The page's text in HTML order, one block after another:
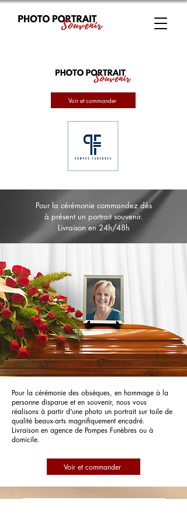
Voir et commander
Pour la cérémonie commandez dès
à présent un portrait souvenir.
Livraison en 24h/48h
Pour la cérémonie des obsèques, en hommage à la
personne disparue et en souvenir, nous vous
réalisons à partir d'une photo un portrait sur toile de
qualité beaux-arts magnifiquement encadré.
Livraison en agence de Pompes Funèbres ou à
domicile.
Voir et commander